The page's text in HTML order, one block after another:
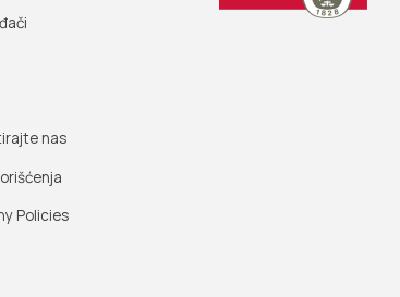
nas
Policies